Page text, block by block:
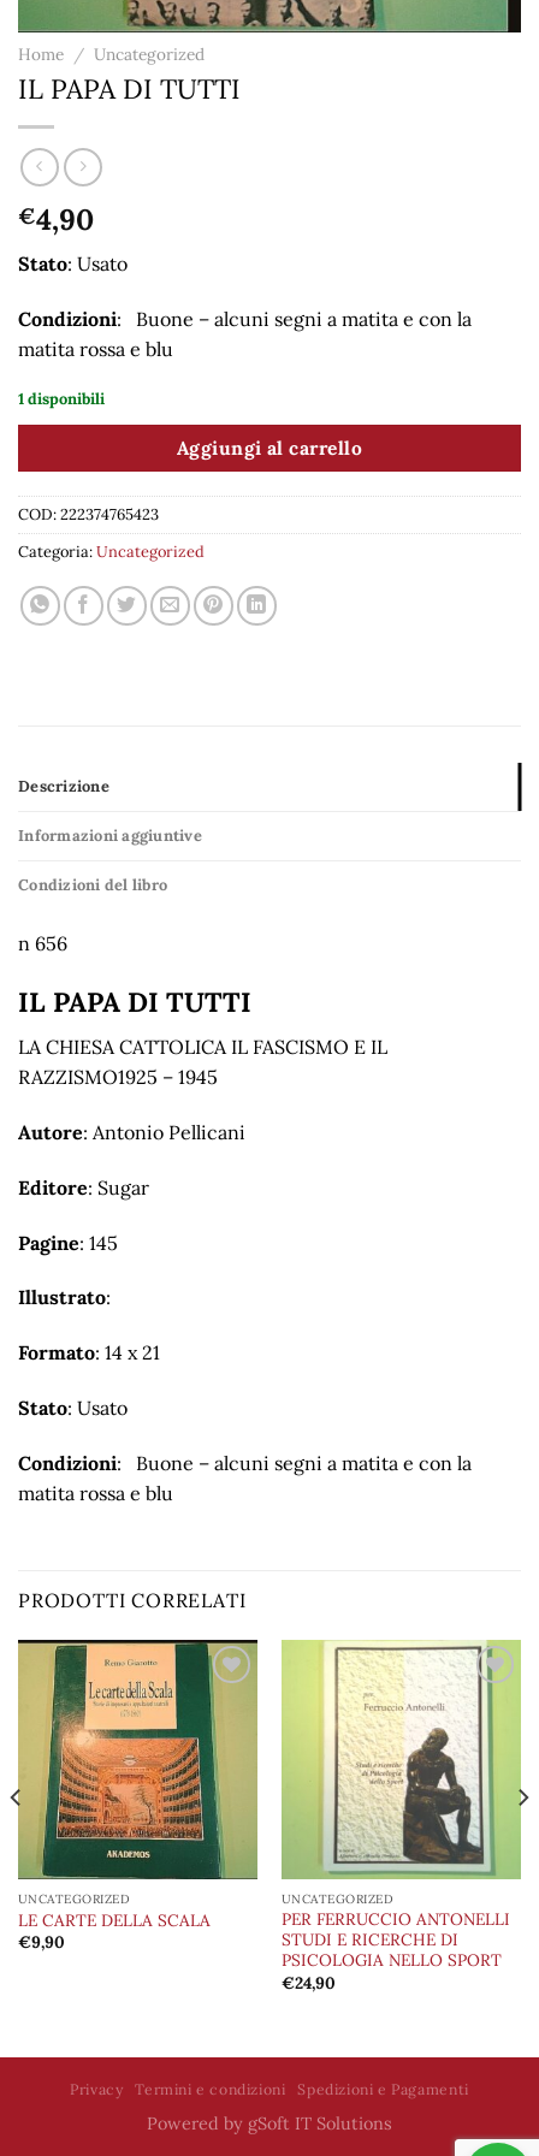
Home / Uncategorized
IL PAPA DI TUTTI
€4,90
Stato: Usato
Condizioni: Buone – alcuni segni a matita e con la
matita rossa e blu
1 disponibili
Aggiungi al carrello
COD:222374765423
Categoria:Uncategorized
Descrizione
Informazioni aggiuntive
Condizioni del libro
n 656
IL PAPA DI TUTTI
LA CHIESA CATTOLICA IL FASCISMO E IL
RAZZISMO1925 – 1945
Autore: Antonio Pellicani
Editore: Sugar
Pagine: 145
Illustrato:
Formato: 14 x 21
Stato: Usato
Condizioni: Buone – alcuni segni a matita e con la
matita rossa e blu
PRODOTTI CORRELATI
Aggiungi
alla lista
dei
desideri
UNCATEGORIZED
LE CARTE DELLA SCALA
€9,90
Aggiungi
alla lista
dei
desideri
UNCATEGORIZED
PER FERRUCCIO ANTONELLI
STUDI E RICERCHE DI
PSICOLOGIA NELLO SPORT
€24,90
Privacy Termini e condizioni Spedizioni e Pagamenti
Powered by gSoft IT Solutions